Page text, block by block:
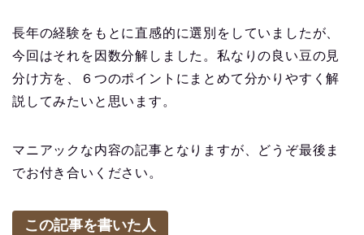
長年の経験をもとに直感的に選別をしていましたが、
今回はそれを因数分解しました。私なりの良い豆の見
分け方を、６つのポイントにまとめて分かりやすく解
説してみたいと思います。
マニアックな内容の記事となりますが、どうぞ最後ま
でお付き合いください。
この記事を書いた人